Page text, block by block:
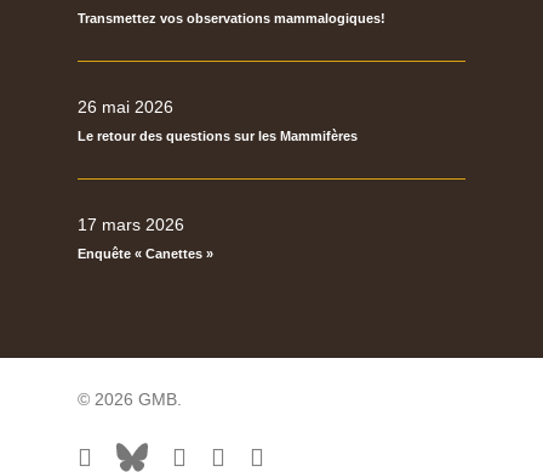
Transmettez vos observations mammalogiques!
26 mai 2026
Le retour des questions sur les Mammifères
17 mars 2026
Enquête « Canettes »
© 2026 GMB.
facebook
bluesky vimeoRSS flickr